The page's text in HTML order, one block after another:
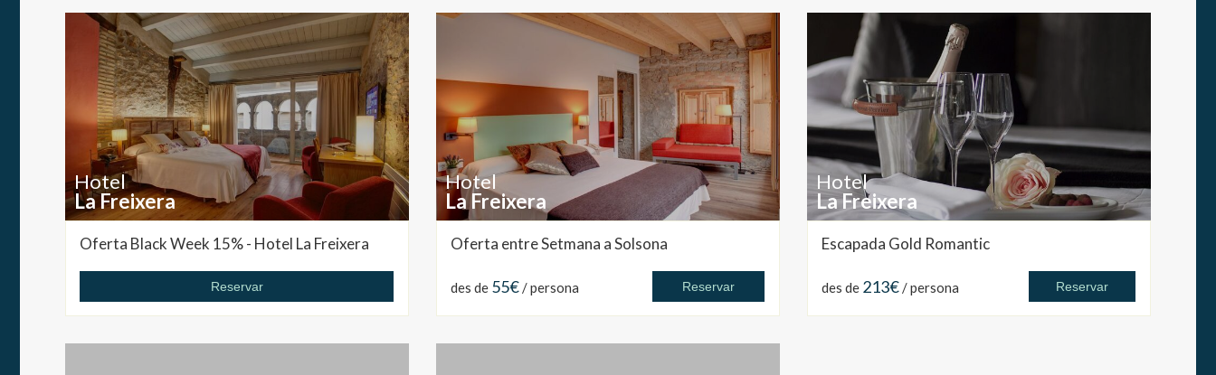
Hotel
La Freixera
Oferta Black Week 15% - Hotel La Freixera
Reservar
Hotel
La Freixera
Oferta entre Setmana a Solsona
des de 55€/ persona Reservar
Hotel
La Freixera
Escapada Gold Romantic
des de 213€/ persona Reservar